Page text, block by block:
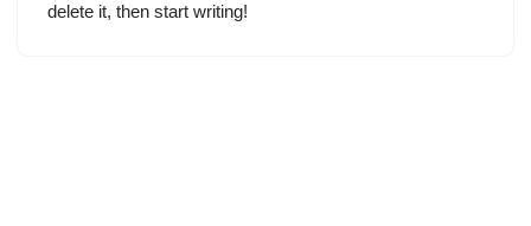
delete it, then start writing!